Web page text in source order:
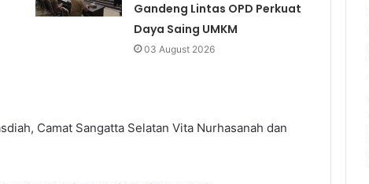
Gandeng Lintas OPD Perkuat
Daya Saing UMKM
03 August 2026
Camat Sangatta Selatan Vita Nurhasanah dan